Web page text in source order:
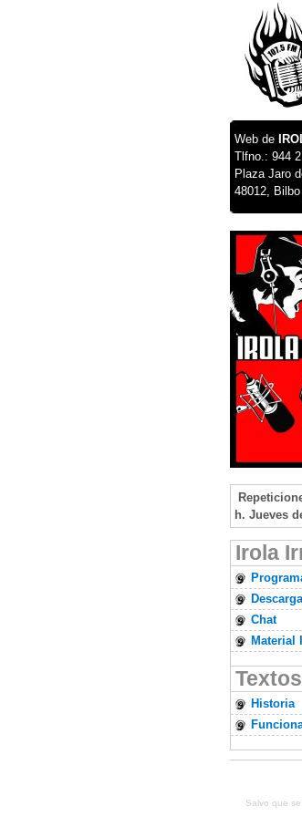
Web de
Tlfno.: 944
Plaza Jaro
48012,
h. Jueves
Irola
Chat
Material
Textos
Historia
Salvo que